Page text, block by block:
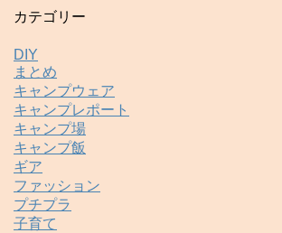
カテゴリー
DIY
まとめ
キャンプウェア
キャンプレポート
キャンプ場
キャンプ飯
ギア
ファッション
プチプラ
子育て